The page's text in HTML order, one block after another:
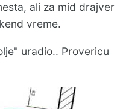
ali za mid drajver
vreme.
uradio.. Provericu